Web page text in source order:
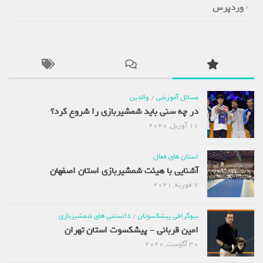
وردپرس
مسائل آموزشی/ والدین
در چه سنی باید شمشیربازی را شروع کرد؟
11 آوریل, 2020
استان های فعال
آشنایی با هیئت شمشیربازی استان اصفهان
7 فوریه, 2021
بیوگرافی پیشکسوتان/ دانستنی های شمشیربازی
امین قربانی – پیشکسوت استان تهران
30 آگوست, 2020